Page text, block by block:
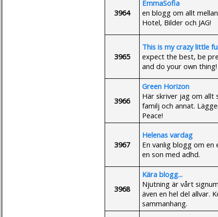
3964
EmmaSofia
en blogg om allt
Hotel, Bilder och JAG!
3965
This is my crazy little
expect the best, be
and do your own thing!
3966
Green Horizon
Här skriver jag om allt
familj och annat.
Peace!
3967
Helenas vardag
En vanlig blogg om
en son med adhd.
3968
Kära blogg...
Njutning är vårt
även en hel del allvar.
sammanhang.